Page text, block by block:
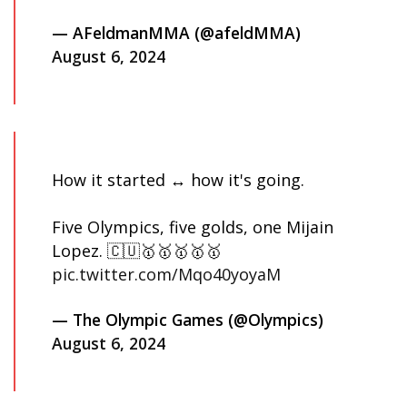
— AFeldmanMMA (@afeldMMA)
August 6, 2024
How it started ↔️ how it's going.
Five Olympics, five golds, one Mijain
Lopez. 🇨🇺🥇🥇🥇🥇🥇
pic.twitter.com/Mqo40yoyaM
— The Olympic Games (@Olympics)
August 6, 2024